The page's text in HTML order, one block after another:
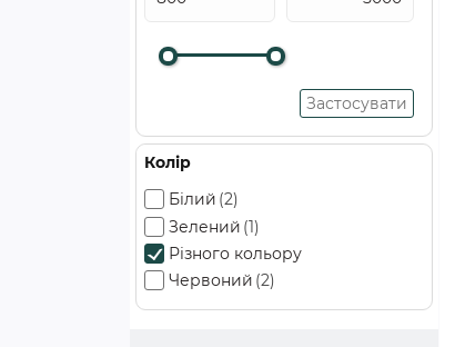
Застосувати
Колір
Білий (2)
Зелений (1)
Різного кольору
Червоний (2)